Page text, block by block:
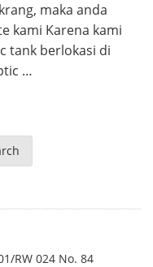
maka anda
kami Karena kami
tank berlokasi di
…
RW 024 No. 84